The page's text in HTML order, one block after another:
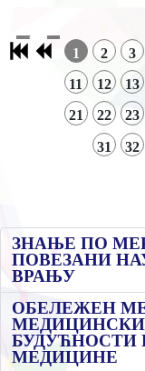
1 2 3
11 12 13
21 22 23
31 32
ЗНАЊЕ ПО
ПОВЕЗАНИ
ВРАЊУ
ОБЕЛЕЖЕН
БУДУЋНОСТИ
МЕДИЦИНЕ